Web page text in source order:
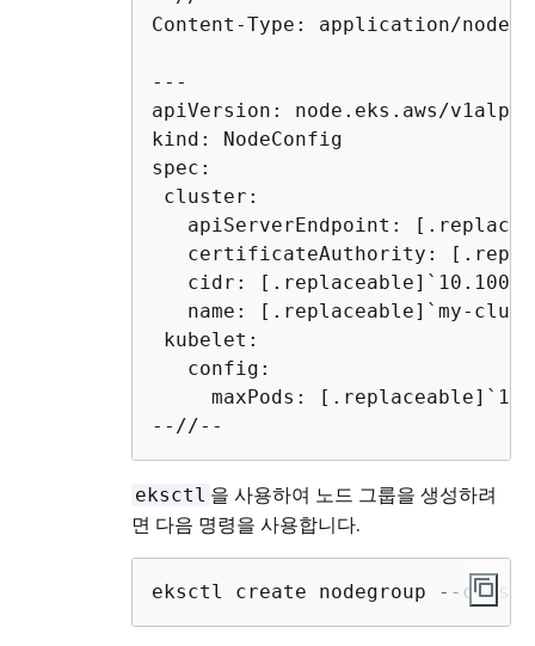
Content-Type: application/
---
apiVersion: node.eks.aws/
kind: NodeConfig
spec:
cluster:
apiServerEndpoint:
certificateAuthority:
cidr:
name: [.replaceable]`my-
kubelet:
   config:
maxPods:
--//--
eksctl 을 사용하여 노드 그룹을 생성하려
면 다음 명령을 사용합니다.
eksctl create nodegroup --